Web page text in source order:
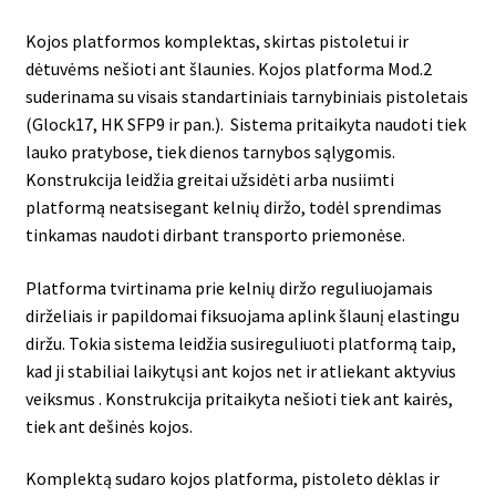
Kojos platformos komplektas, skirtas pistoletui ir
dėtuvėms nešioti ant šlaunies. Kojos platforma Mod.2
suderinama su visais standartiniais tarnybiniais pistoletais
(Glock17, HK SFP9 ir pan.). Sistema pritaikyta naudoti tiek
lauko pratybose, tiek dienos tarnybos sąlygomis.
Konstrukcija leidžia greitai užsidėti arba nusiimti
platformą neatsisegant kelnių diržo, todėl sprendimas
tinkamas naudoti dirbant transporto priemonėse.
Platforma tvirtinama prie kelnių diržo reguliuojamais
dirželiais ir papildomai fiksuojama aplink šlaunį elastingu
diržu. Tokia sistema leidžia susireguliuoti platformą taip,
kad ji stabiliai laikytųsi ant kojos net ir atliekant aktyvius
veiksmus . Konstrukcija pritaikyta nešioti tiek ant kairės,
tiek ant dešinės kojos.
Komplektą sudaro kojos platforma, pistoleto dėklas ir